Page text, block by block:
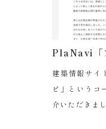
建築情報サイ
ピ」というコ